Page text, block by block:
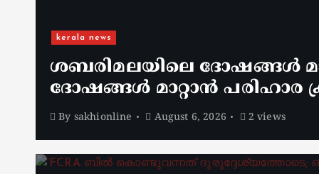
kerala news
ശബരിമലയിലെ ദോഷങ്ങൾ
ദോഷങ്ങൾ മാറ്റാൻ പരിഹാര
By sakhionline August 6, 2026 2 views